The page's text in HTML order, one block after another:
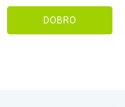
DOBRO